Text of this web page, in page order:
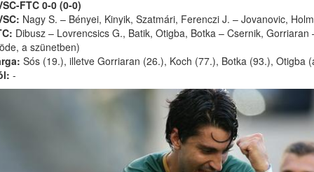
FTC 0-0 (0-0)
Nagy S. – Bényei, Kinyik, Szatmári, Ferenczi J. – Jovanovic,
Dibusz – Lovrencsics G., Batik, Otigba, Botka – Csernik,
a szünetben)
Sós (19.), illetve Gorriaran (26.), Koch (77.), Botka (93.), Otigba
-